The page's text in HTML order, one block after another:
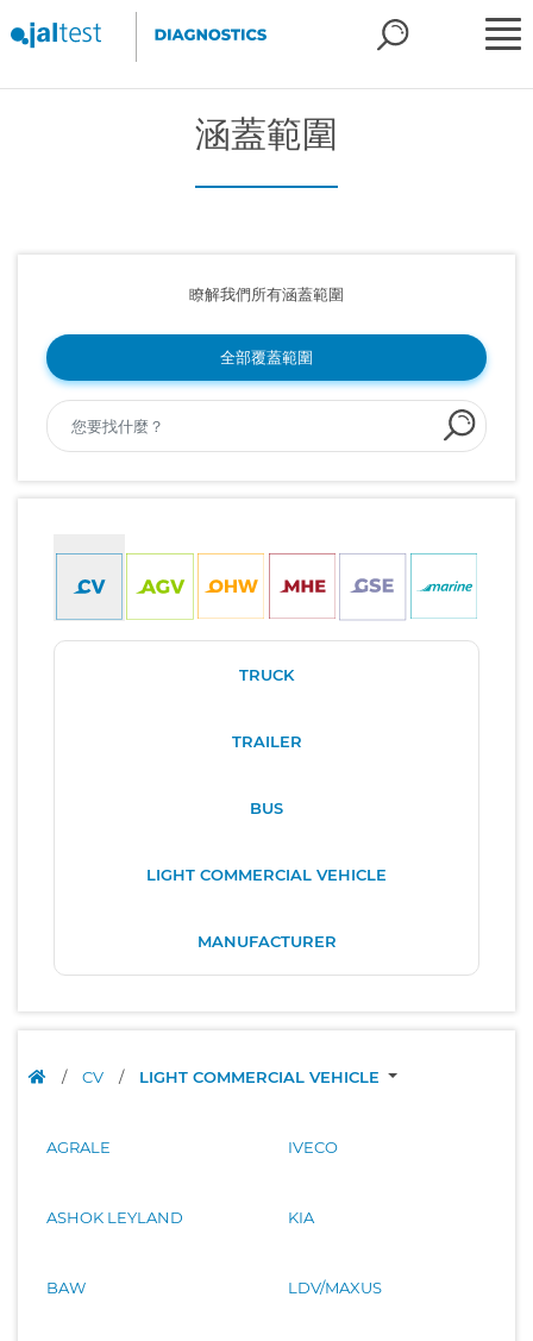
涵蓋範圍
瞭解我們所有涵蓋範圍
全部覆蓋範圍
TRUCK
TRAILER
BUS
LIGHT COMMERCIAL VEHICLE
MANUFACTURER
/ CV / LIGHT COMMERCIAL VEHICLE
AGRALE
ASHOK LEYLAND
BAW
IVECO
KIA
LDV/MAXUS